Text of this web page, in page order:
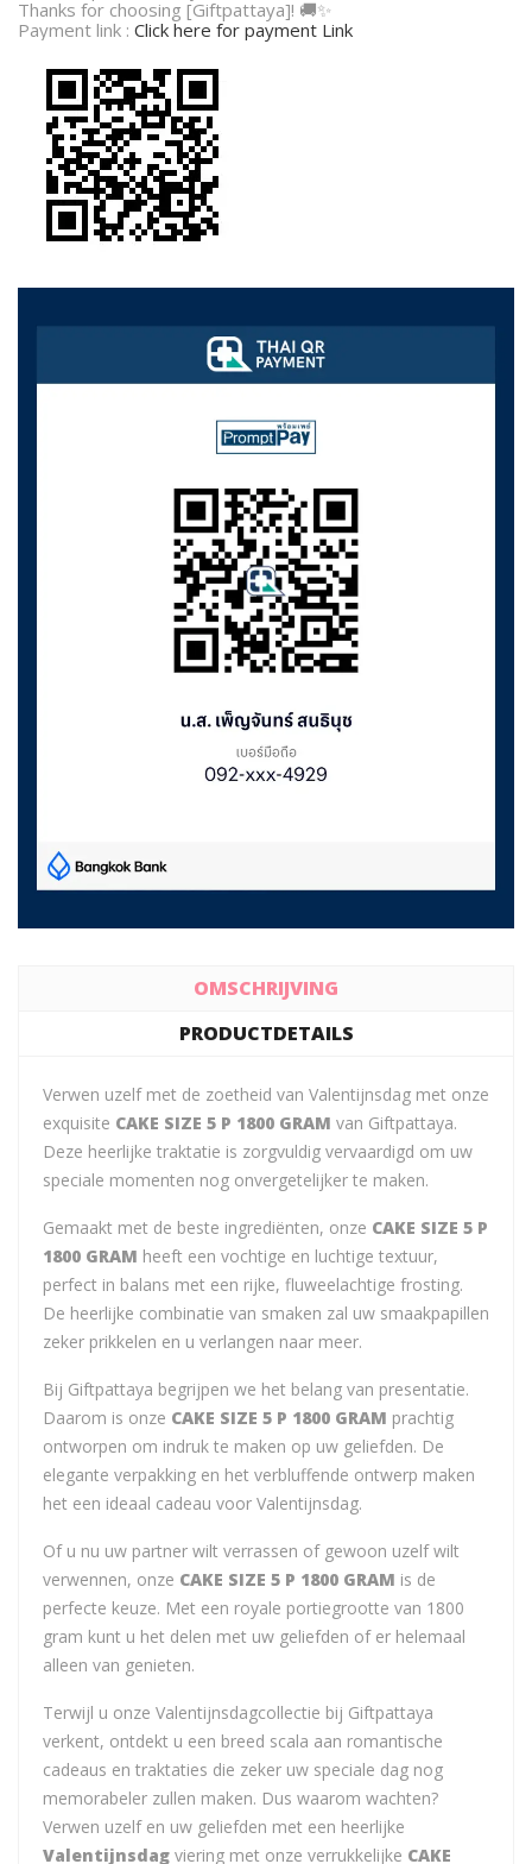
Thanks for choosing [Giftpattaya]! 🚚✨
Payment link : Click here for payment Link
OMSCHRIJVING
PRODUCTDETAILS
Verwen uzelf met de zoetheid van Valentijnsdag met onze
exquisite CAKE SIZE 5 P 1800 GRAM van Giftpattaya.
Deze heerlijke traktatie is zorgvuldig vervaardigd om uw
speciale momenten nog onvergetelijker te maken.
Gemaakt met de beste ingrediënten, onze CAKE SIZE 5 P
1800 GRAM heeft een vochtige en luchtige textuur,
perfect in balans met een rijke, fluweelachtige frosting.
De heerlijke combinatie van smaken zal uw smaakpapillen
zeker prikkelen en u verlangen naar meer.
Bij Giftpattaya begrijpen we het belang van presentatie.
Daarom is onze CAKE SIZE 5 P 1800 GRAM prachtig
ontworpen om indruk te maken op uw geliefden. De
elegante verpakking en het verbluffende ontwerp maken
het een ideaal cadeau voor Valentijnsdag.
Of u nu uw partner wilt verrassen of gewoon uzelf wilt
verwennen, onze CAKE SIZE 5 P 1800 GRAM is de
perfecte keuze. Met een royale portiegrootte van 1800
gram kunt u het delen met uw geliefden of er helemaal
alleen van genieten.
Terwijl u onze Valentijnsdagcollectie bij Giftpattaya
verkent, ontdekt u een breed scala aan romantische
cadeaus en traktaties die zeker uw speciale dag nog
memorabeler zullen maken. Dus waarom wachten?
Verwen uzelf en uw geliefden met een heerlijke
Valentijnsdag viering met onze verrukkelijke CAKE